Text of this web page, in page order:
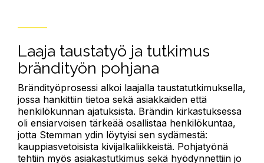
Laaja taustatyö ja tutkimus
brändityön pohjana
Brändityöprosessi alkoi laajalla taustatutkimuksella,
jossa hankittiin tietoa sekä asiakkaiden että
henkilökunnan ajatuksista. Brändin kirkastuksessa
oli ensiarvoisen tärkeää osallistaa henkilökuntaa,
jotta Stemman ydin löytyisi sen sydämestä:
kauppiasvetoisista kivijalkaliikkeistä. Pohjatyönä
tehtiin myös asiakastutkimus sekä hyödynnettiin jo